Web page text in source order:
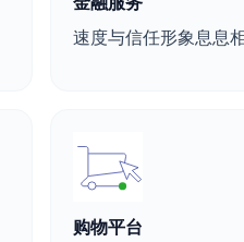
速度与信任形象息息相
购物平台